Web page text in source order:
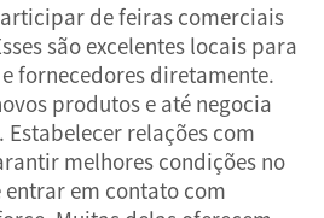
de feiras comerciais
são excelentes locais para
fornecedores diretamente.
produtos e até negocia
relações com
melhores condições no
em contato com